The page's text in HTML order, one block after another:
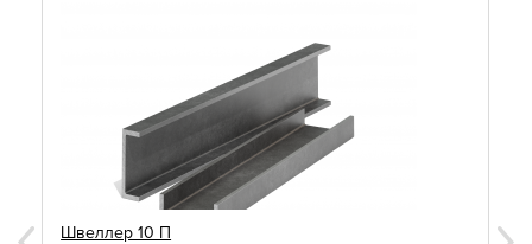
Швеллер 10 П